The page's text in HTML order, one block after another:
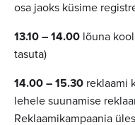
osa jaoks küsime
13.10 – 14.00 lõuna
tasuta)
14.00 – 15.30 reklaami
lehele suunamise
Reklaamikampaania